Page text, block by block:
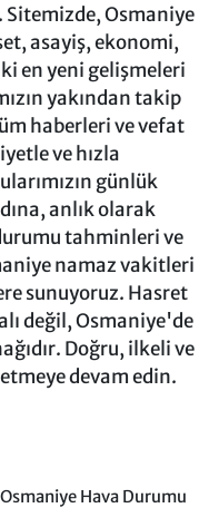
Sitemizde, Osmaniye
asayiş, ekonomi,
en yeni gelişmeleri
yakından takip
haberleri ve vefat
ve hızla
günlük
anlık olarak
tahminleri ve
namaz vakitleri
sunuyoruz. Hasret
değil, Osmaniye'de
Doğru, ilkeli ve
devam edin.
Osmaniye Hava Durumu